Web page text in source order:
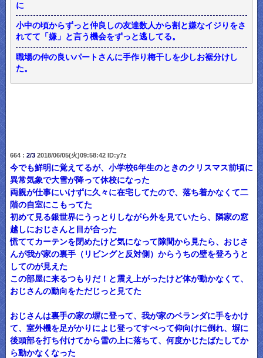
に
小中の頃からずっと仲良しの友達数人から割と嫌なイジりをさ
れてて「嫌」と言う機会をずっと逃してる。
職場の仲の良いパートさんに手作り梅干しを少しお裾分けし
た。
664 : 2/32018/06/05(火)09:58:42 ID:y7z
今でも鮮明に覚えてるが、小学校6年生のときのクリスマス前頃に
異常気象で大雪が降って休校になった
両親が仕事にいけずに久々に在宅してたので、落ち着かなくて二
階の自室にこもってた
初めて見る銀世界にうっとりしながら外を見ていたら、隣家の窓
越しにおじさんと目が合った
慌ててカーテンを閉めたけど気になって隙間から見たら、おじさ
んが我が家の裏手（リビングと反対側）からうちの壁を登ろうと
してのが見えた
この部屋に来るつもりだ！と震え上がったけど体が動かなくて、
おじさんの動向をただじっと見てた
おじさんは裏手の家の塀に登って、我が家のベランダに手をかけ
て、室外機を足がかりによじ登ってすべって仰向けに倒れ、塀に
後頭部を打ち付けてから雪の上に落ちて、何度かじたばたしてか
ら動かなくなった